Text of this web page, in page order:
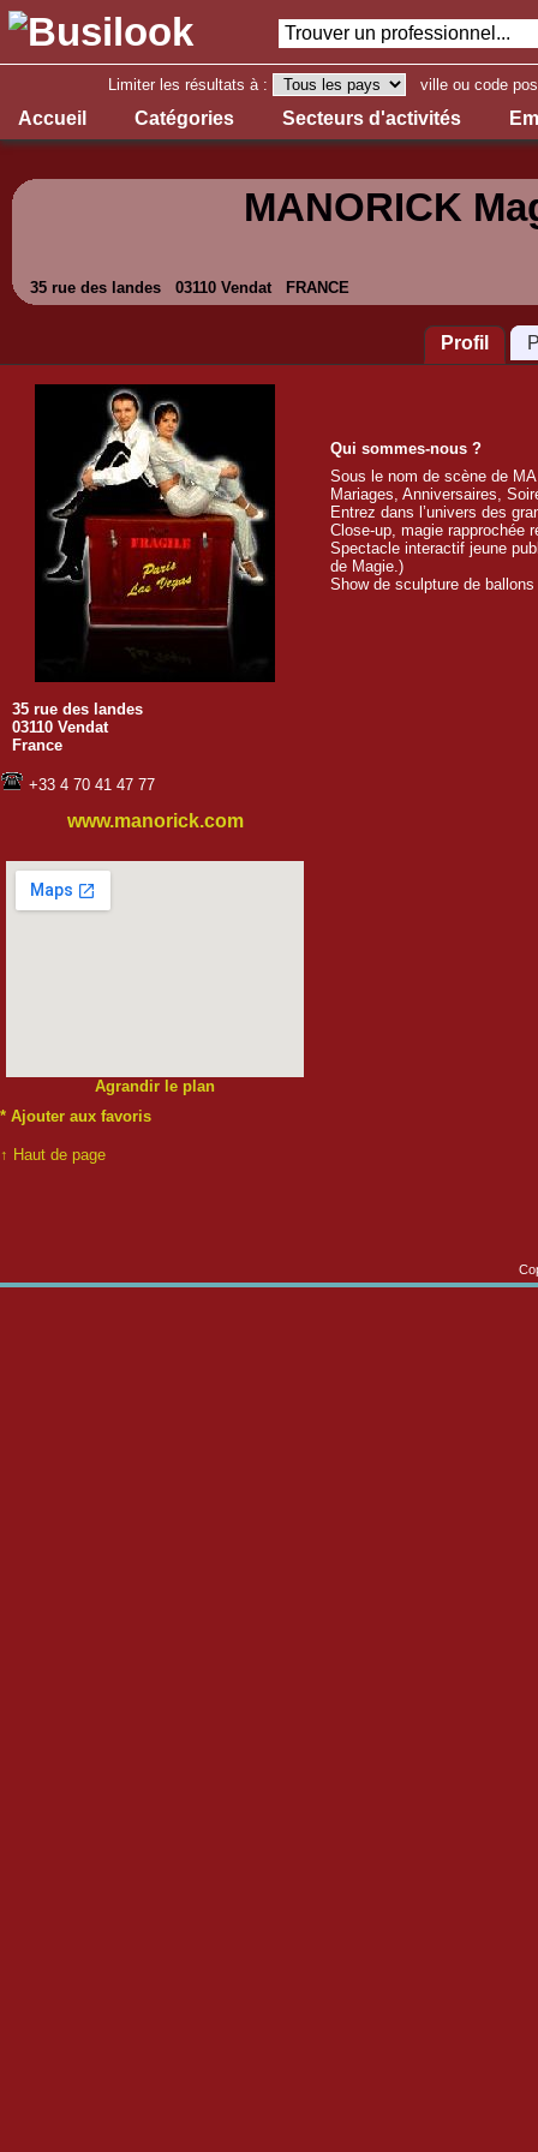
Limiter les résultats à : ville ou code
Accueil Catégories Secteurs d'activités
MANORICK
35 rue des landes 03110 Vendat FRANCE
Profil
35 rue des landes
03110 Vendat
France
+33 4 70 41 47 77
www.manorick.com
Agrandir le plan
* Ajouter aux favoris
Qui sommes-nous ?
Sous le nom de scène de
Mariages, Anniversaires,
Entrez dans l’univers des
Close-up, magie rapprochée
Spectacle interactif jeune
de Magie.)
Show de sculpture de
↑ Haut de page